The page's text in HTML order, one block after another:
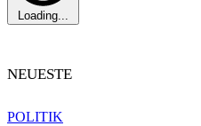
Loading...
NEUESTE
POLITIK